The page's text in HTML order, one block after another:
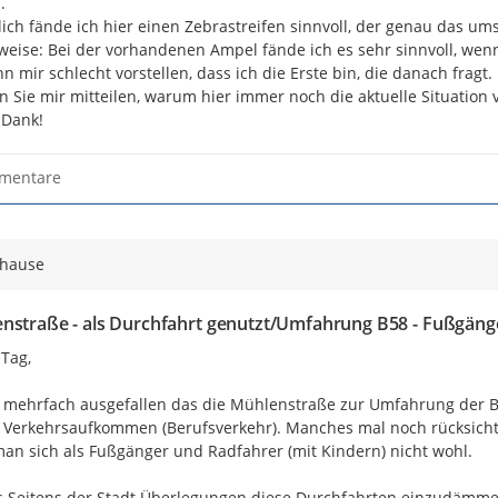
fände ich hier einen Zebrastreifen sinnvoll, der genau das
Bei der vorhandenen Ampel fände ich es sehr sinnvoll,
mir schlecht vorstellen, dass ich die Erste bin, die danach fragt.
Sie mir mitteilen, warum hier immer noch die aktuelle Situation
- als Durchfahrt genutzt/Umfahrung B58 -
ausgefallen das die Mühlenstraße zur Umfahrung der
(Berufsverkehr). Manches mal noch
sich als Fußgänger und Radfahrer (mit Kindern) nicht wohl.